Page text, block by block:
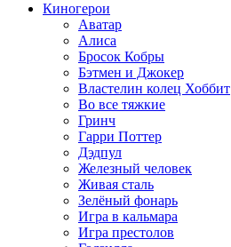
Киногерои
Аватар
Алиса
Бросок Кобры
Бэтмен и Джокер
Властелин колец Хоббит
Во все тяжкие
Гринч
Гарри Поттер
Дэдпул
Железный человек
Живая сталь
Зелёный фонарь
Игра в кальмара
Игра престолов